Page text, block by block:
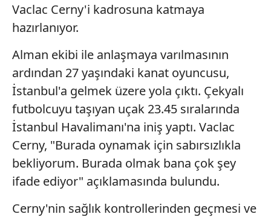
Vaclac Cerny'i kadrosuna katmaya
hazırlanıyor.
Alman ekibi ile anlaşmaya varılmasının
ardından 27 yaşındaki kanat oyuncusu,
İstanbul'a gelmek üzere yola çıktı. Çekyalı
futbolcuyu taşıyan uçak 23.45 sıralarında
İstanbul Havalimanı'na iniş yaptı. Vaclac
Cerny, "Burada oynamak için sabırsızlıkla
bekliyorum. Burada olmak bana çok şey
ifade ediyor" açıklamasında bulundu.
Cerny'nin sağlık kontrollerinden geçmesi ve